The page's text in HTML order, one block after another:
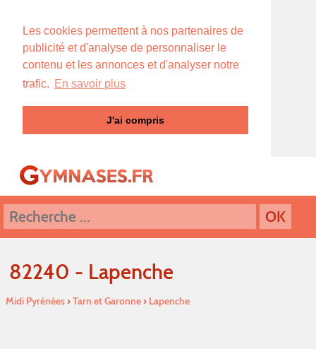
Les cookies permettent à nos partenaires de
publicité et d'analyse de personnaliser le
contenu et les annonces et d'analyser notre
trafic. En savoir plus
J'ai compris
82240 - Lapenche
Midi Pyrénées›Tarn et Garonne› Lapenche